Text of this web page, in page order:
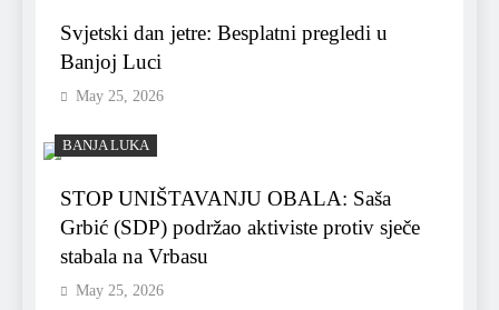
Svjetski dan jetre: Besplatni pregledi u
Banjoj Luci
May 25, 2026
BANJA LUKA
STOP UNIŠTAVANJU OBALA: Saša
Grbić (SDP) podržao aktiviste protiv sječe
stabala na Vrbasu
May 25, 2026